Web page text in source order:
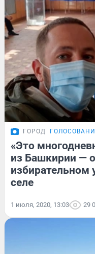
ГОРОД
«Это
из Башкирии —
избирательном
селе
1 июля, 2020, 13:03 29